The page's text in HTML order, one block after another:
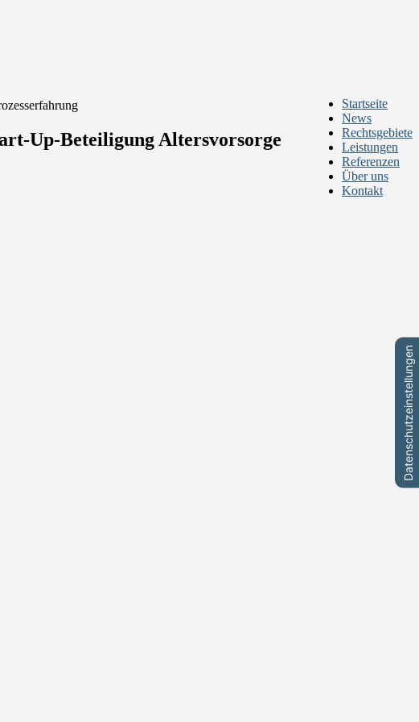
Startseite
News
Rechtsgebiete
Leistungen
Referenzen
Über uns
Kontakt
Up-Beteiligung Altersvorsorge
Datenschutzeinstellungen